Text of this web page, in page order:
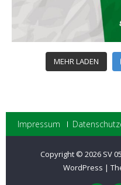
MEHR LADEN
Impressum
Copyright © 2026 SV
WordPress |